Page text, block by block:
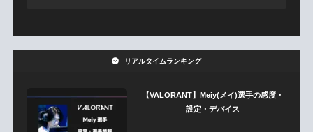
リアルタイムランキング
【VALORANT】Meiy(メイ)選手の感度・
設定・デバイス